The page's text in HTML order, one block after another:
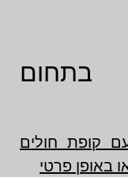
בתחום
קופת חולים
באופן פרטי